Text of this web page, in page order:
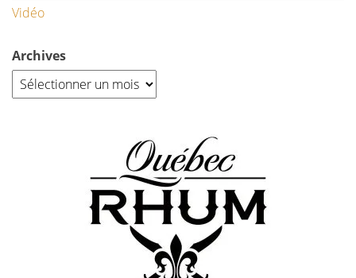
Vidéo
Archives